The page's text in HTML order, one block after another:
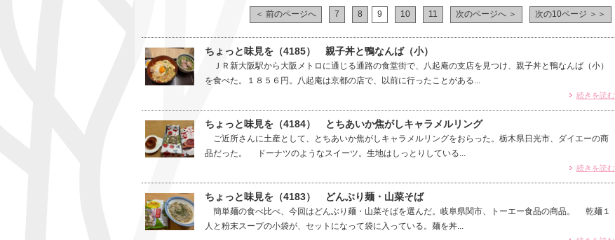
＜ 前のページへ 7 8 9 10 11 次のページへ ＞ 次の10ページ ＞＞
ちょっと味見を（4185） 親子丼と鴨なんば（小）
ＪＲ新大阪駅から大阪メトロに通じる通路の食堂街で、八起庵の支店を見つけ、親子丼と鴨なんば（小）
を食べた。１８５６円。八起庵は京都の店で、以前に行ったことがある...
続きを読む
ちょっと味見を（4184） とちあいか焦がしキャラメルリング
ご近所さんに土産として、とちあいか焦がしキャラメルリングをおらった。栃木県日光市、ダイエーの商
品だった。 ドーナツのようなスイーツ。生地はしっとりしている...
続きを読む
ちょっと味見を（4183） どんぶり麺・山菜そば
簡単麺の食べ比べ、今回はどんぶり麺・山菜そばを選んだ。岐阜県関市、トーエー食品の商品。 乾麺１
人と粉末スープの小袋が、セットになって袋に入っている。麺を丼...